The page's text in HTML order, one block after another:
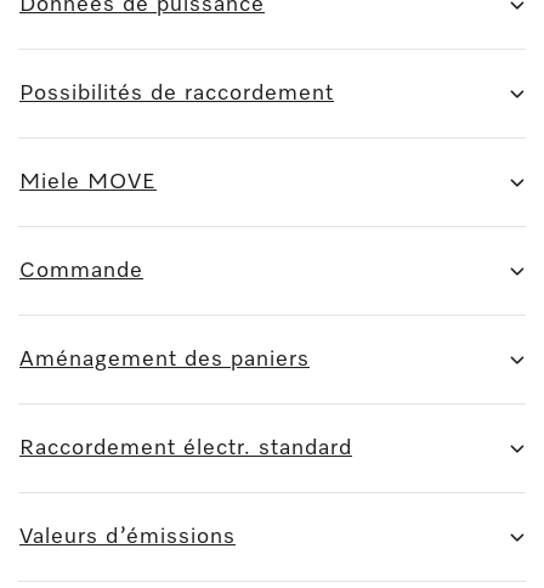
Données de puissance
Possibilités de raccordement
Miele MOVE
Commande
Aménagement des paniers
Raccordement électr. standard
Valeurs d’émissions